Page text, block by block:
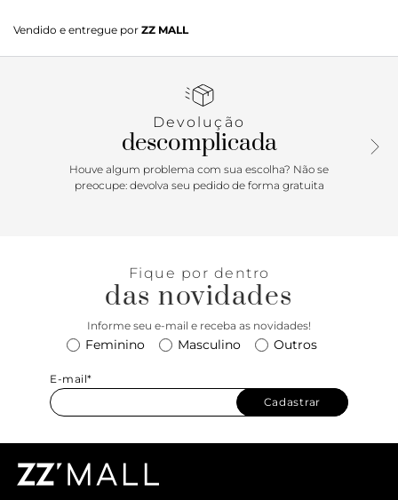
bico fino. Fechado, traz recorte arredondado sobre o peito
do pé e formato ajustado nas laterais. Possui ainda
Vendido e entregue por ZZ MALL
Devolução
descomplicada
Houve algum problema com sua escolha? Não se
preocupe: devolva seu pedido de forma gratuita
Fique por dentro
das novidades
Informe seu e-mail e receba as novidades!
Feminino Masculino Outros
E-mail*
Cadastrar